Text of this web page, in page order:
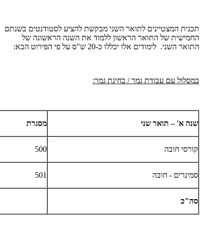
תכנית המצטיינים לתואר השני מבקשת להציע לסטודנטים בשנתם
החמישית של התואר הראשון ללמוד את השנה הראשונה של
התואר השני. לימודים אלו יכללו כ-20 ש"ס על פי הפירוט הבא:
במסלול עם עבודת גמר / בחינת גמר:
שנה א' – תואר שני מסגרת
קורסי חובה 500
סמינרים - חובה 501
סה"כ